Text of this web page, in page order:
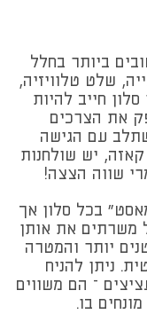
ביותר בחלל
שלט טלוויזיה,
חייב להיות
את הצרכים
עם הגישה
יש שולחנות
שווה הצצה!
בכל סלון אך
משרתים את אותן
יותר והמטרה
ניתן להניח
– הם משווים
בו.